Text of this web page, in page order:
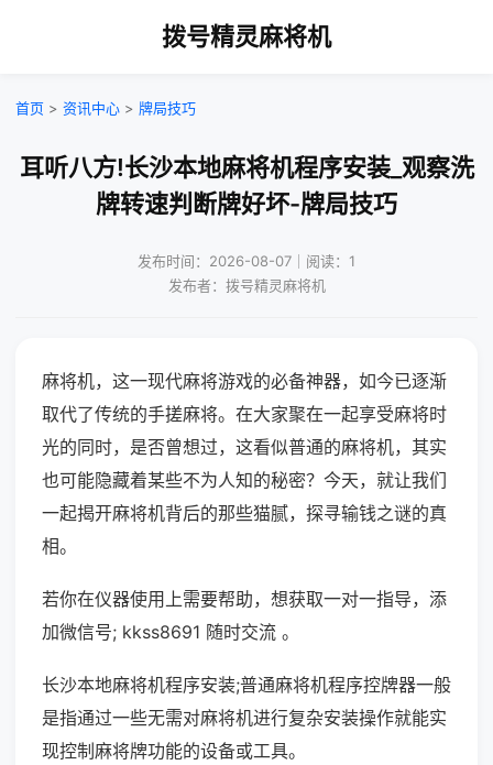
拨号精灵麻将机
首页 > 资讯中心 > 牌局技巧
耳听八方!长沙本地麻将机程序安装_观察洗
牌转速判断牌好坏-牌局技巧
发布时间：2026-08-07｜阅读：1
发布者：拨号精灵麻将机
麻将机，这一现代麻将游戏的必备神器，如今已逐渐
取代了传统的手搓麻将。在大家聚在一起享受麻将时
光的同时，是否曾想过，这看似普通的麻将机，其实
也可能隐藏着某些不为人知的秘密？今天，就让我们
一起揭开麻将机背后的那些猫腻，探寻输钱之谜的真
相。
若你在仪器使用上需要帮助，想获取一对一指导，添
加微信号; kkss8691 随时交流 。
长沙本地麻将机程序安装;普通麻将机程序控牌器一般
是指通过一些无需对麻将机进行复杂安装操作就能实
现控制麻将牌功能的设备或工具。